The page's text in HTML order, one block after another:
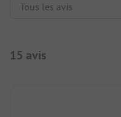
15 avis